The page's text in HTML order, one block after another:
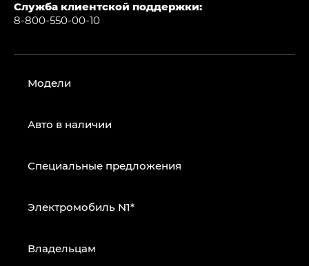
Служба клиентской поддержки:
8-800-550-00-10
Модели
Авто в наличии
Специальные предложения
Электромобиль N1*
Владельцам